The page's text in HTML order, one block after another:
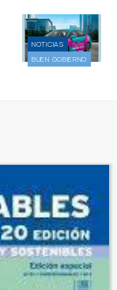
NOTICIAS
BUEN GOBIERNO